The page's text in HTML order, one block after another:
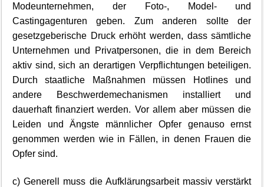
Modeunternehmen, der Foto-, Model- und
Castingagenturen geben. Zum anderen sollte der
gesetzgeberische Druck erhöht werden, dass sämtliche
Unternehmen und Privatpersonen, die in dem Bereich
aktiv sind, sich an derartigen Verpflichtungen beteiligen.
Durch staatliche Maßnahmen müssen Hotlines und
andere Beschwerdemechanismen installiert und
dauerhaft finanziert werden. Vor allem aber müssen die
Leiden und Ängste männlicher Opfer genauso ernst
genommen werden wie in Fällen, in denen Frauen die
Opfer sind.
c) Generell muss die Aufklärungsarbeit massiv verstärkt